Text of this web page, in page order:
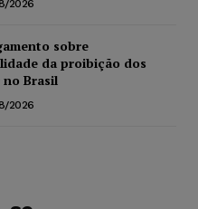
2026
sobre
da proibição dos
Brasil
2026